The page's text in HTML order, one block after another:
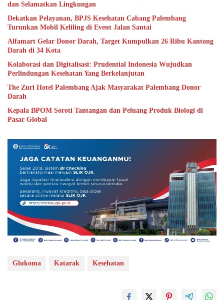
dan Selamatkan Lingkungan
Dekatkan Pelayanan, BPJS Kesehatan Cabang Palembang
Turunkan Mobil Keliling di Event Jalan Santai
Alfamart Gelar Donor Darah, Target Kumpulkan 26 Ribu Kantong
Darah di 34 Kota
Kolaborasi dan Digitalisasi: Prudential Indonesia Wujudkan
Perlindungan Kesehatan Yang Berkelanjutan
The Zuri Hotel Palembang Ajak Masyarakat Palembang Donor
Darah
Kepala BPOM Soroti Tantangan dan Peluang Produk Biologi di
Pasar Global
Glukoma Katarak Kesehatan